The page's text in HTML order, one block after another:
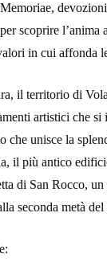
scoprire l’anima
in cui affonda
il ‪‎territorio‬ di
artistici che
che unisce la
il più antico
di San Rocco,
seconda metà